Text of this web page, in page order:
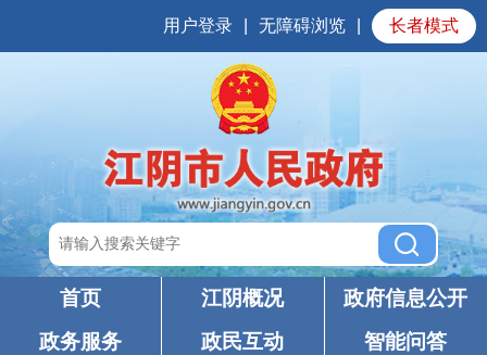
用户登录 无障碍浏览 长者模式
首页 江阴概况
政府信息公开
政务服务
政民互动 智能问答